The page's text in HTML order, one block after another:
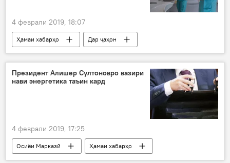
4 феврали 2019, 18:07
Ҳамаи хабарҳо
Дар ҷаҳон
Тандурустӣ
саратон
касалиҳои номаълум
Президент Алишер Султоновро вазири
нави энергетика таъин кард
4 феврали 2019, 17:25
Осиёи Марказӣ Ҳамаи хабарҳо